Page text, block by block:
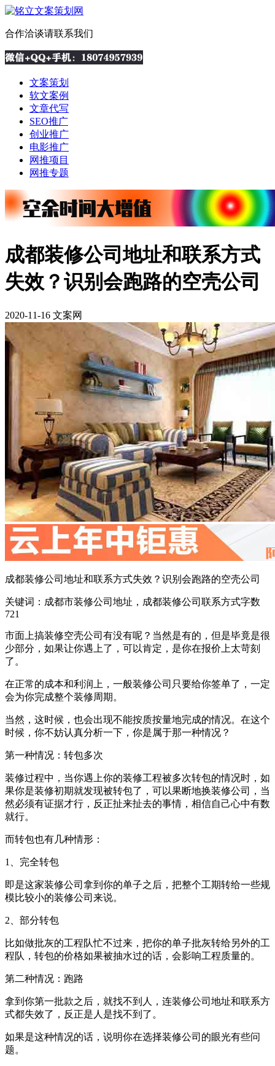
合作洽谈请联系我们
文案策划
软文案例
文章代写
SEO推广
创业推广
电影推广
网推项目
网推专题
成都装修公司地址和联系方式
失效？识别会跑路的空壳公司
2020-11-16 文案网
成都装修公司地址和联系方式失效？识别会跑路的空壳公司
关键词：成都市装修公司地址，成都装修公司联系方式字数
721
市面上搞装修空壳公司有没有呢？当然是有的，但是毕竟是很
少部分，如果让你遇上了，可以肯定，是你在报价上太苛刻
了。
在正常的成本和利润上，一般装修公司只要给你签单了，一定
会为你完成整个装修周期。
当然，这时候，也会出现不能按质按量地完成的情况。在这个
时候，你不妨认真分析一下，你是属于那一种情况？
第一种情况：转包多次
装修过程中，当你遇上你的装修工程被多次转包的情况时，如
果你是装修初期就发现被转包了，可以果断地换装修公司，当
然必须有证据才行，反正扯来扯去的事情，相信自己心中有数
就行。
而转包也有几种情形：
1、完全转包
即是这家装修公司拿到你的单子之后，把整个工期转给一些规
模比较小的装修公司来说。
2、部分转包
比如做批灰的工程队忙不过来，把你的单子批灰转给另外的工
程队，转包的价格如果被抽水过的话，会影响工程质量的。
第二种情况：跑路
拿到你第一批款之后，就找不到人，连装修公司地址和联系方
式都失效了，反正是人是找不到了。
如果是这种情况的话，说明你在选择装修公司的眼光有些问
题。